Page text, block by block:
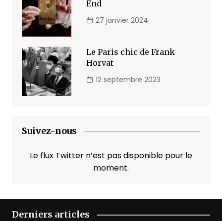
End
27 janvier 2024
Le Paris chic de Frank
Horvat
12 septembre 2023
Suivez-nous
Le flux Twitter n’est pas disponible pour le
moment.
Derniers articles